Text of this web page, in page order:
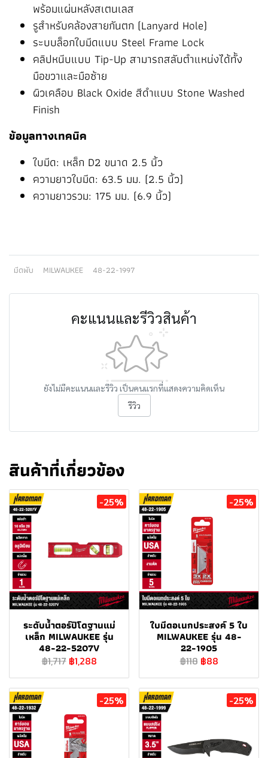
พร้อมแผ่นหลังสเตนเลส
รูสำหรับคล้องสายกันตก (Lanyard Hole)
ระบบล็อกใบมีดแบบ Steel Frame Lock
คลิปหนีบแบบ Tip-Up สามารถสลับตำแหน่งได้ทั้ง
มือขวาและมือซ้าย
ผิวเคลือบ Black Oxide สีดำแบบ Stone Washed
Finish
ข้อมูลทางเทคนิค
ใบมีด: เหล็ก D2 ขนาด 2.5 นิ้ว
ความยาวใบมีด: 63.5 มม. (2.5 นิ้ว)
ความยาวรวม: 175 มม. (6.9 นิ้ว)
มีดพับ MILWAUKEE 48-22-1997
คะแนนและรีวิวสินค้า
ยังไม่มีคะแนนและรีวิว เป็นคนแรกที่แสดงความคิดเห็น
รีวิว
สินค้าที่เกี่ยวข้อง
-25%
ระดับน้ำตอร์ปิโดฐานแม่
เหล็ก MILWAUKEE รุ่น
48-22-5207V
฿1,717 ฿1,288
-25%
ใบมีดอเนกประสงค์ 5 ใบ
MILWAUKEE รุ่น 48-
22-1905
฿118 ฿88
-25% -25%